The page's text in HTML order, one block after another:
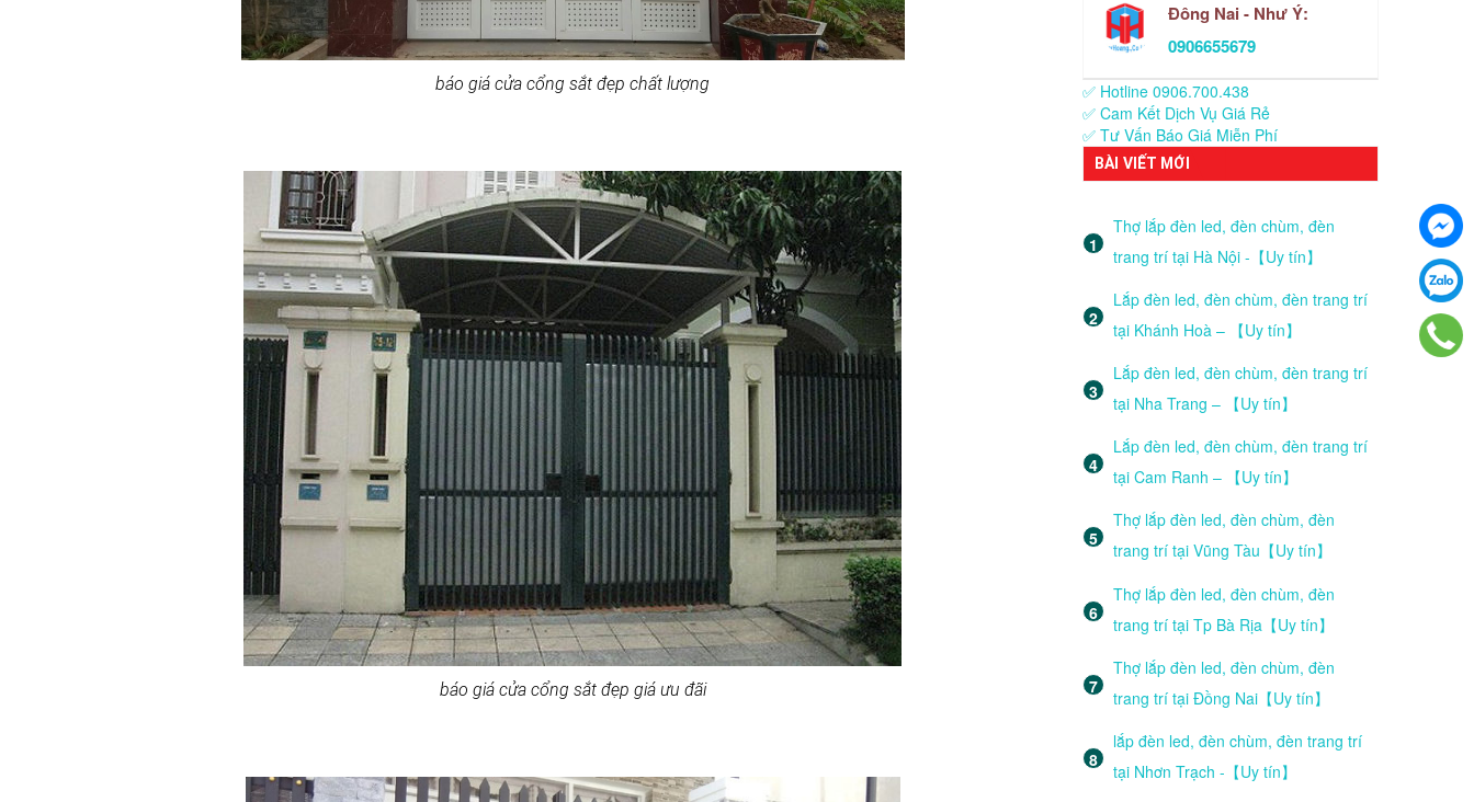
báo giá cửa cổng sắt đẹp chất lượng
báo giá cửa cổng sắt đẹp giá ưu đãi
Đông Nai - Như Ý:
0906655679
✅ Hotline 0906.700.438
✅ Cam Kết Dịch Vụ Giá Rẻ
✅ Tư Vấn Báo Giá Miễn Phí
BÀI VIẾT MỚI
Thợ lắp đèn led, đèn chùm, đèn
trang trí tại Hà Nội -【Uy tín】
Lắp đèn led, đèn chùm, đèn trang trí
tại Khánh Hoà – 【Uy tín】
Lắp đèn led, đèn chùm, đèn trang trí
tại Nha Trang – 【Uy tín】
Lắp đèn led, đèn chùm, đèn trang trí
tại Cam Ranh – 【Uy tín】
Thợ lắp đèn led, đèn chùm, đèn
trang trí tại Vũng Tàu【Uy tín】
Thợ lắp đèn led, đèn chùm, đèn
trang trí tại Tp Bà Rịa【Uy tín】
Thợ lắp đèn led, đèn chùm, đèn
trang trí tại Đồng Nai【Uy tín】
lắp đèn led, đèn chùm, đèn trang trí
tại Nhơn Trạch -【Uy tín】